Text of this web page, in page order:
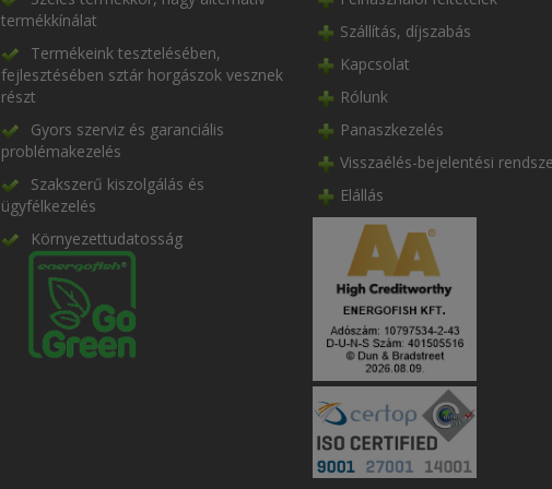
termékkínálat
Termékeink tesztelésében,
fejlesztésében sztár horgászok vesznek
részt
Gyors szerviz és garanciális
problémakezelés
Szakszerű kiszolgálás és
ügyfélkezelés
Környezettudatosság
Szállítás, díjszabás
Kapcsolat
Rólunk
Panaszkezelés
Visszaélés-bejelentési
Elállás